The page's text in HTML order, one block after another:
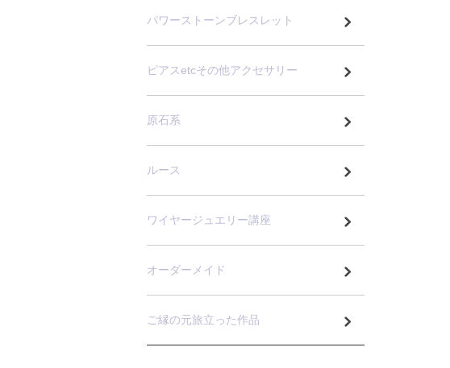
パワーストーンブレスレット
ピアスetcその他アクセサリー
原石系
ルース
ワイヤージュエリー講座
オーダーメイド
ご縁の元旅立った作品